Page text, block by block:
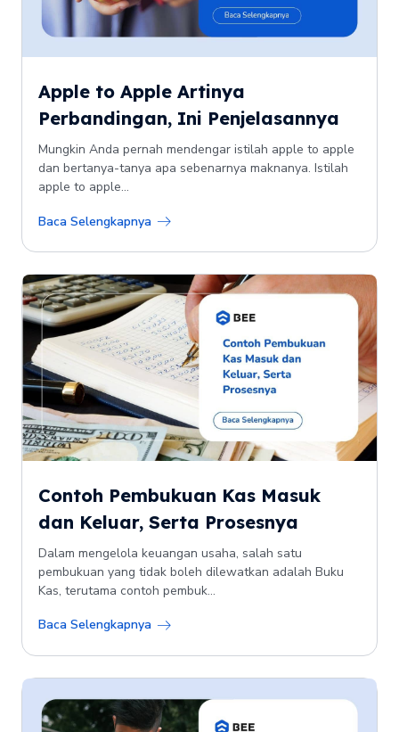
Apple to Apple Artinya
Perbandingan, Ini Penjelasannya
Mungkin Anda pernah mendengar istilah apple to apple
dan bertanya-tanya apa sebenarnya maknanya. Istilah
apple to apple...
Baca Selengkapnya
Contoh Pembukuan Kas Masuk
dan Keluar, Serta Prosesnya
Dalam mengelola keuangan usaha, salah satu
pembukuan yang tidak boleh dilewatkan adalah Buku
Kas, terutama contoh pembuk...
Baca Selengkapnya